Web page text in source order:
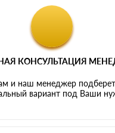
КОНСУЛЬТАЦИЯ
и наш менеджер
вариант под Ваши